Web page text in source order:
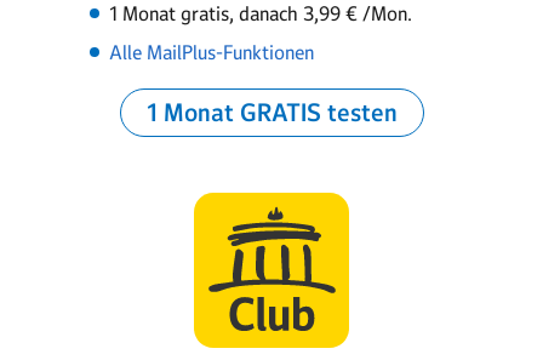
1 Monat gratis, danach 3,99 € /Mon.
Alle MailPlus-Funktionen
1 Monat GRATIS testen